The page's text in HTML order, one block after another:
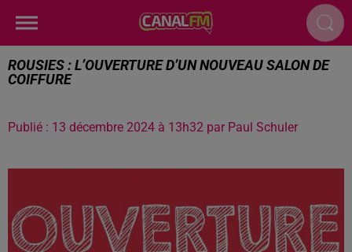
ROUSIES : L’OUVERTURE D’UN NOUVEAU SALON DE
COIFFURE
Publié : 13 décembre 2024 à 13h32 par Paul Schuler